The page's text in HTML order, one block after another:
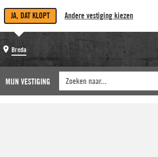
JA, DAT KLOPT Andere vestiging kiezen
Breda
MIJN VESTIGING